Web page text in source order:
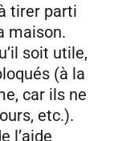
tirer parti
maison.
soit utile,
(à la
car ils ne
etc.).
l’aide